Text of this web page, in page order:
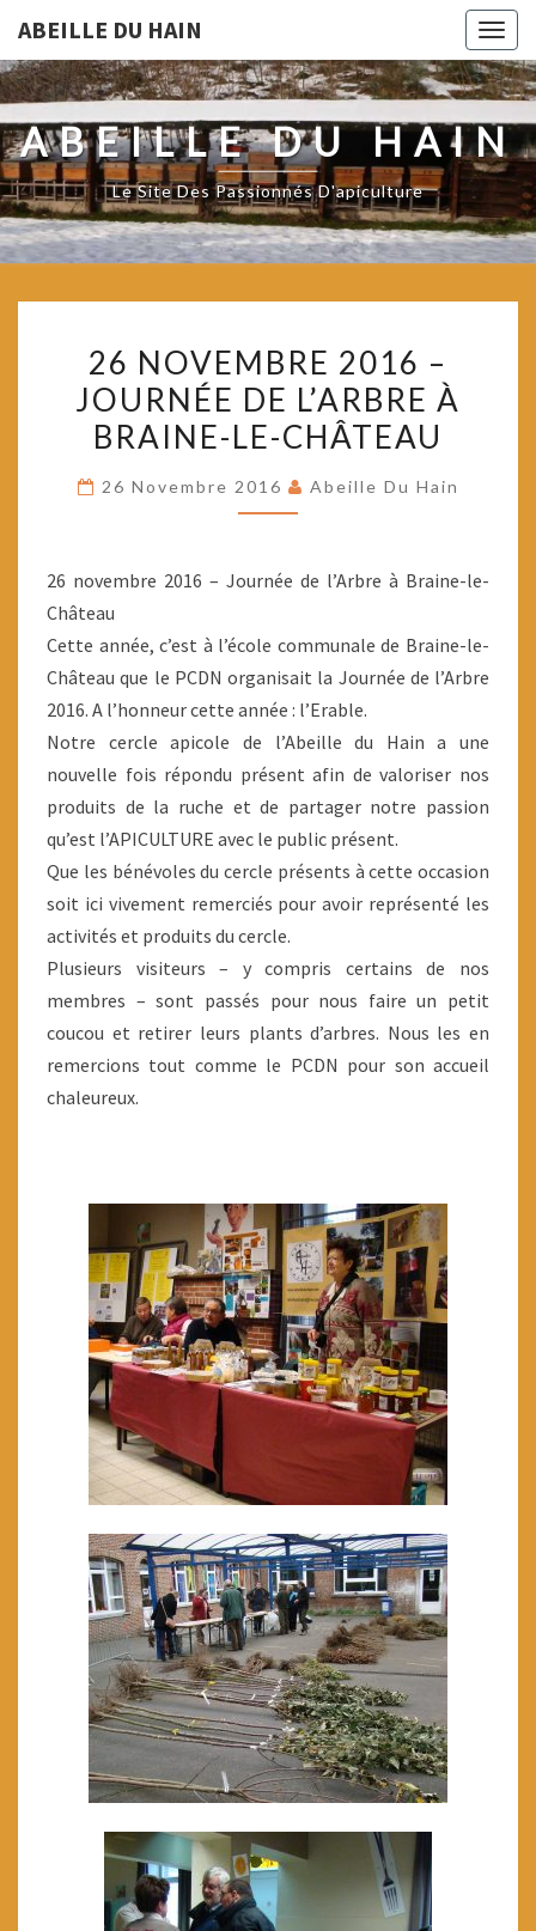
ABEILLE DU HAIN
ABEILLE DU HAIN
Le Site Des Passionnés D'apiculture
NOVEMBRE
2016
–
DE
BRAINE-
CHÂTEAU
26 NOVEMBRE 2016 –
JOURNÉE DE L’ARBRE À
BRAINE-LE-CHÂTEAU
26 Novembre 2016 Abeille Du Hain
26 novembre 2016 – Journée de l’Arbre à Braine-le-
Château
Cette année, c’est à l’école communale de Braine-le-
Château que le PCDN organisait la Journée de l’Arbre
2016. A l’honneur cette année : l’Erable.
Notre cercle apicole de l’Abeille du Hain a une
nouvelle fois répondu présent afin de valoriser nos
produits de la ruche et de partager notre passion
qu’est l’APICULTURE avec le public présent.
Que les bénévoles du cercle présents à cette occasion
soit ici vivement remerciés pour avoir représenté les
activités et produits du cercle.
Plusieurs visiteurs – y compris certains de nos
membres – sont passés pour nous faire un petit
coucou et retirer leurs plants d’arbres. Nous les en
remercions tout comme le PCDN pour son accueil
chaleureux.